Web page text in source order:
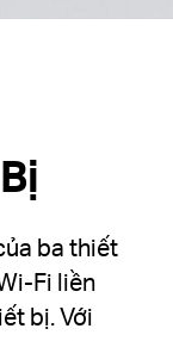
ba thiết
Fi liền
bị. Với